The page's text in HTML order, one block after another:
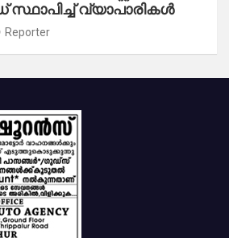
വ്യാപാരികൾ
Reporter